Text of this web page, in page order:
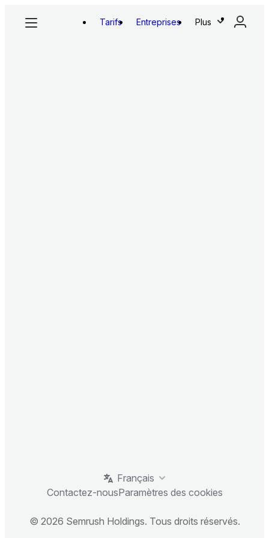
Tarifs Entreprises Plus
Français
Contactez-nousParamètres des cookies
© 2026 Semrush Holdings. Tous droits réservés.